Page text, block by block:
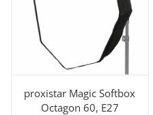
proxistar Magic Softbox
Octagon 60, E27